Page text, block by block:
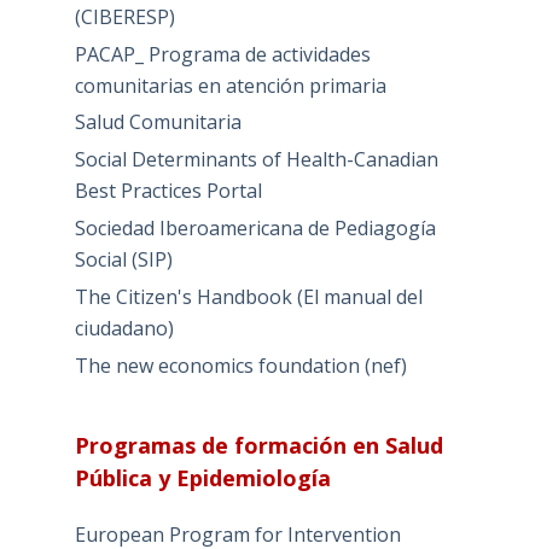
(CIBERESP)
PACAP_ Programa de actividades
comunitarias en atención primaria
Salud Comunitaria
Social Determinants of Health-Canadian
Best Practices Portal
Sociedad Iberoamericana de Pediagogía
Social (SIP)
The Citizen's Handbook (El manual del
ciudadano)
The new economics foundation (nef)
Programas de formación en Salud
Pública y Epidemiología
European Program for Intervention